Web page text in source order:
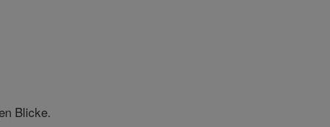
Blicke.